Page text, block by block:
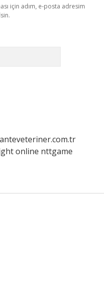
için adım, e-posta adresim
online nttgame